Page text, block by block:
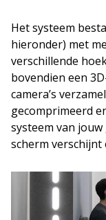
Het systeem
hieronder) met
verschillende
bovendien een
camera’s
gecomprimeerd
systeem van
scherm verschijnt